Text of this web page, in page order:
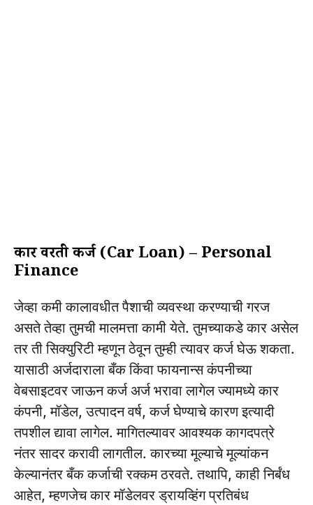
कार वरती कर्ज (Car Loan) – Personal
Finance
जेव्हा कमी कालावधीत पैशाची व्यवस्था करण्याची गरज
असते तेव्हा तुमची मालमत्ता कामी येते. तुमच्याकडे कार असेल
तर ती सिक्युरिटी म्हणून ठेवून तुम्ही त्यावर कर्ज घेऊ शकता.
यासाठी अर्जदाराला बँक किंवा फायनान्स कंपनीच्या
वेबसाइटवर जाऊन कर्ज अर्ज भरावा लागेल ज्यामध्ये कार
कंपनी, मॉडेल, उत्पादन वर्ष, कर्ज घेण्याचे कारण इत्यादी
तपशील द्यावा लागेल. मागितल्यावर आवश्यक कागदपत्रे
नंतर सादर करावी लागतील. कारच्या मूल्याचे मूल्यांकन
केल्यानंतर बँक कर्जाची रक्कम ठरवते. तथापि, काही निर्बंध
आहेत, म्हणजेच कार मॉडेलवर ड्रायव्हिंग प्रतिबंध